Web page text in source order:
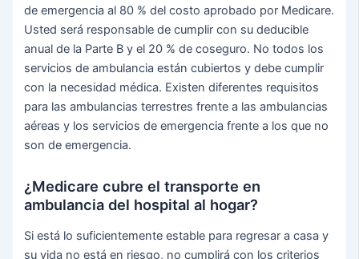
de emergencia al 80 % del costo aprobado por Medicare.
Usted será responsable de cumplir con su deducible
anual de la Parte B y el 20 % de coseguro. No todos los
servicios de ambulancia están cubiertos y debe cumplir
con la necesidad médica. Existen diferentes requisitos
para las ambulancias terrestres frente a las ambulancias
aéreas y los servicios de emergencia frente a los que no
son de emergencia.
¿Medicare cubre el transporte en
ambulancia del hospital al hogar?
Si está lo suficientemente estable para regresar a casa y
su vida no está en riesgo, no cumplirá con los criterios